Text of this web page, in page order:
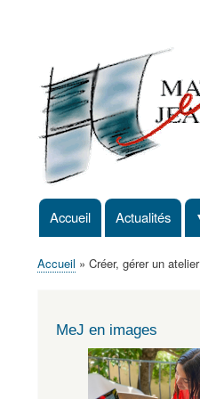
non
identifié
Navigation
principale
Accueil Actualités
Accueil Créer, gérer un atelier
MeJ en images